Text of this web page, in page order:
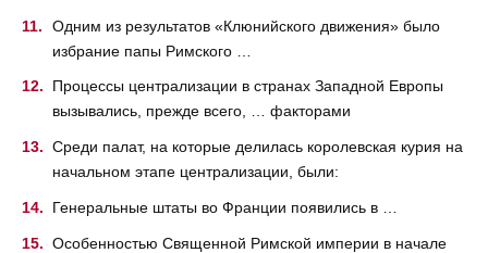
Одним из результатов «Клюнийского движения» было
избрание папы Римского …
Процессы централизации в странах Западной Европы
вызывались, прежде всего, … факторами
Среди палат, на которые делилась королевская курия на
начальном этапе централизации, были:
Генеральные штаты во Франции появились в …
Особенностью Священной Римской империи в начале